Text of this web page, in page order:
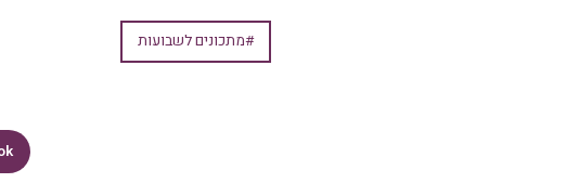
#מתכונים לשבועות